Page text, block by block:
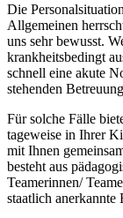
Die
Allgemeinen
uns sehr bewusst.
krankheitsbedingt
schnell eine akute
stehenden
Für solche Fälle
tageweise in Ihrer
mit Ihnen
besteht aus
Teamerinnen/
staatlich anerkannte